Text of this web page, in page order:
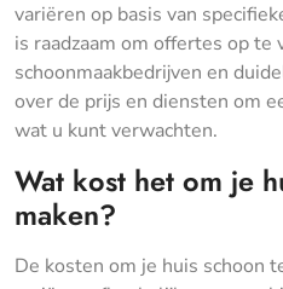
variëren op basis van
is raadzaam om offertes op te
schoonmaakbedrijven en
over de prijs en diensten om
wat u kunt verwachten.
Wat kost het om je
maken?
De kosten om je huis schoon